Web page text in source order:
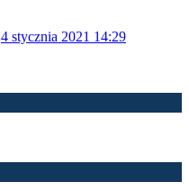
4 stycznia 2021 14:29